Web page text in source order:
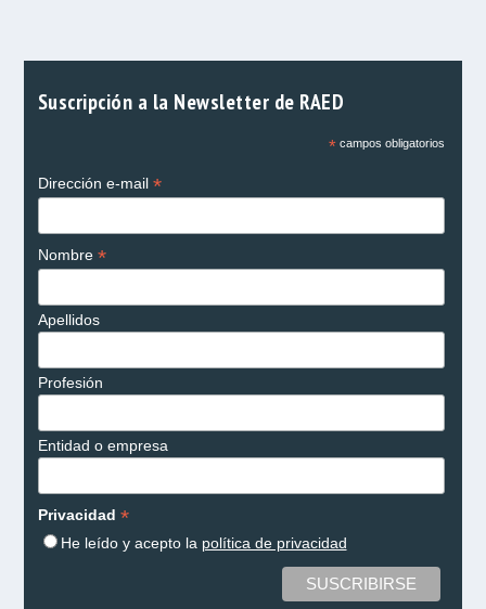
Suscripción a la Newsletter de RAED
*campos obligatorios
Dirección e-mail *
Nombre *
Apellidos
Profesión
Entidad o empresa
Privacidad *
He leído y acepto la política de privacidad